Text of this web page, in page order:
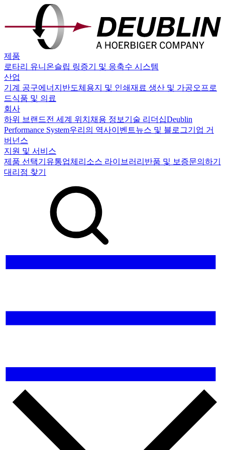
제품
로타리 유니온슬립 링증기 및 응축수 시스템
산업
기계 공구에너지 반도체 용지 및 인쇄재료 생산 및 가공오프로
드식품 및 의료
회사
하위 브랜드전 세계 위치 채용 정보 기술 리더십Deublin
Performance System우리의 역사이벤트뉴스 및 블로그기업 거
버넌스
지원 및 서비스
제품 선택기 유통업체 리소스 라이브러리 반품 및 보증문의하기
대리점 찾기